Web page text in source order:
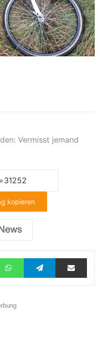
Vermisst jemand
kopieren
WhatsAppTelegramTeilen via E-Mail